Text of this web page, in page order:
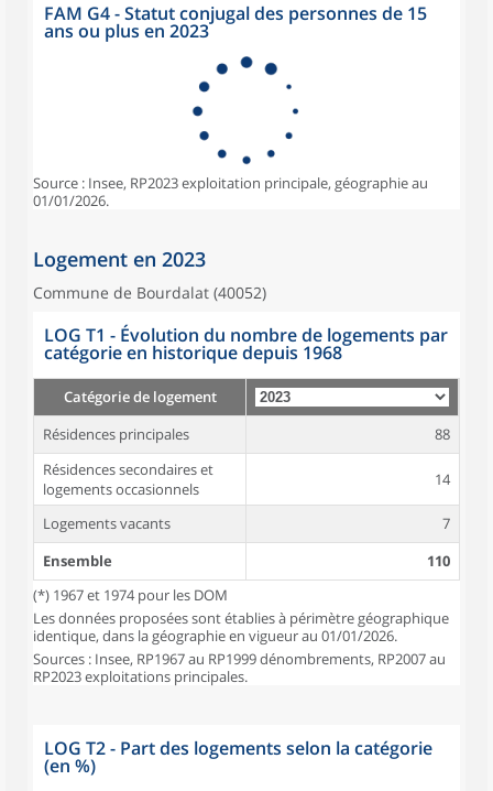
FAM G4 - Statut conjugal des personnes de 15
ans ou plus en 2023
Source : Insee, RP2023 exploitation principale, géographie au
01/01/2026.
Logement en 2023
Commune de Bourdalat (40052)
LOG T1 - Évolution du nombre de logements par
catégorie en historique depuis 1968
Catégorie de logement
Résidences principales
88
Résidences secondaires et
logements occasionnels
14
Logements vacants
7
Ensemble
110
(*) 1967 et 1974 pour les DOM
Les données proposées sont établies à périmètre géographique
identique, dans la géographie en vigueur au 01/01/2026.
Sources : Insee, RP1967 au RP1999 dénombrements, RP2007 au
RP2023 exploitations principales.
LOG T2 - Part des logements selon la catégorie
(en %)